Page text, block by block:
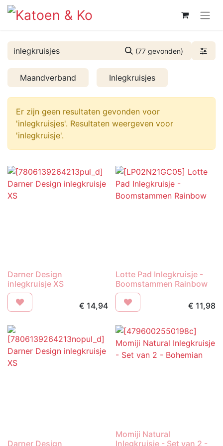
(77 gevonden)
Maandverband Inlegkruisjes
Er zijn geen resultaten gevonden voor
'inlegkruisjes'. Resultaten weergeven voor
'inlegkruisje'.
Darner Design
inlegkruisje XS
€ 14,94
Lotte Pad Inlegkruisje -
Boomstammen Rainbow
€ 11,98
Darner Design
Momiji Natural
Inlegkruisje - Set van 2 -